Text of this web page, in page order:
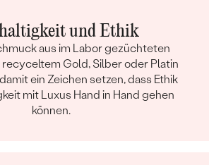
und Ethik
aus im Labor gezüchteten
Gold, Silber oder Platin
ein Zeichen setzen, dass Ethik
mit Luxus Hand in Hand gehen
können.